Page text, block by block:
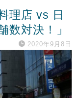
理店 vs 日
数対決！」
2020年9月8日